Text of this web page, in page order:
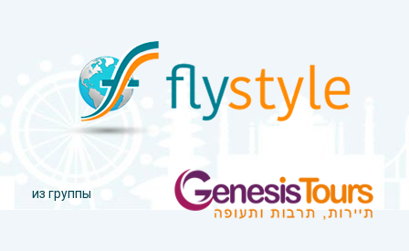
из группы